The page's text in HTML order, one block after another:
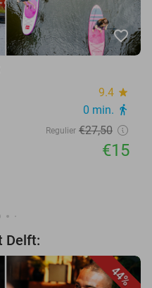
favorite_border
9.4 star
0 min. directions_walk
Regulier €27,50
€15
Delft:
44%